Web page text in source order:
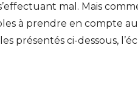
mal. Mais
à prendre en compte
présentés ci-dessous,